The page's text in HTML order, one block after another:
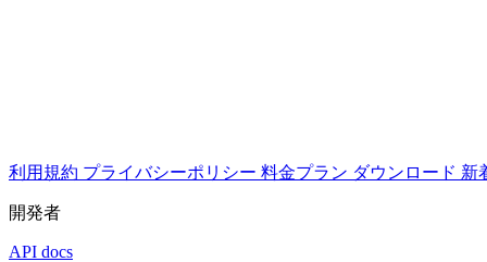
利用規約 プライバシーポリシー 料金プラン ダウンロード 新
開発者
API docs